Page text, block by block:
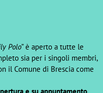
Polo” è aperto a tutte le
sia per i singoli membri,
il Comune di Brescia come